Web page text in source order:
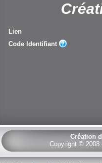
Lien
Code Identifiant
Création
Copyright © 2008